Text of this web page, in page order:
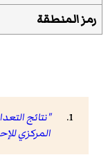
رمز المنطقة
"نتائج
المركزي